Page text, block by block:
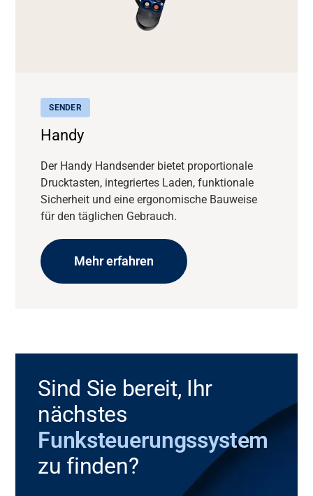
SENDER
Handy
Der Handy Handsender bietet proportionale
Drucktasten, integriertes Laden, funktionale
Sicherheit und eine ergonomische Bauweise
für den täglichen Gebrauch.
Mehr erfahren
Sind Sie bereit, Ihr
nächstes
Funksteuerungssystem
zu finden?